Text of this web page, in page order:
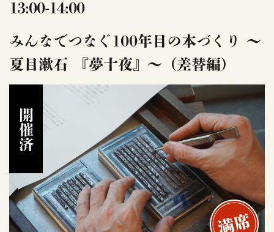
13:00-14:00
みんなでつなぐ100年目の本づくり ～
夏目漱石 『夢十夜』～（差替編）
開催済